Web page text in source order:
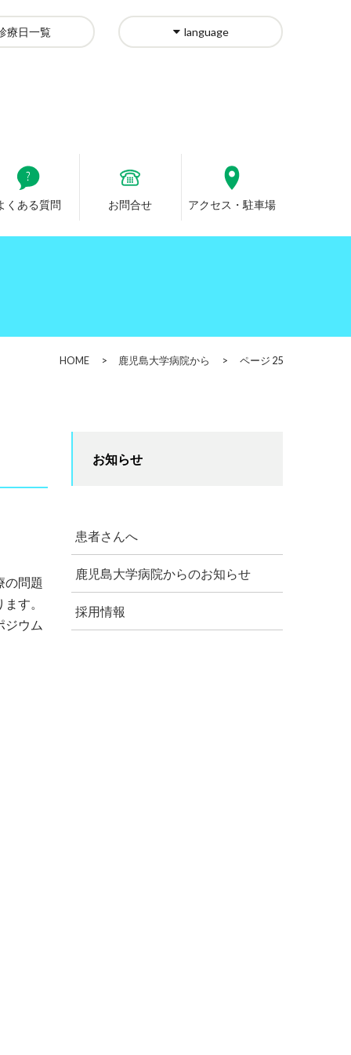
療日一覧 language
くある質問 お問合せ アクセス・駐車場
HOME > 鹿児島大学病院から > ページ 25
の問題
す。
ジウム
お知らせ
患者さんへ
鹿児島大学病院からのお知らせ
採用情報